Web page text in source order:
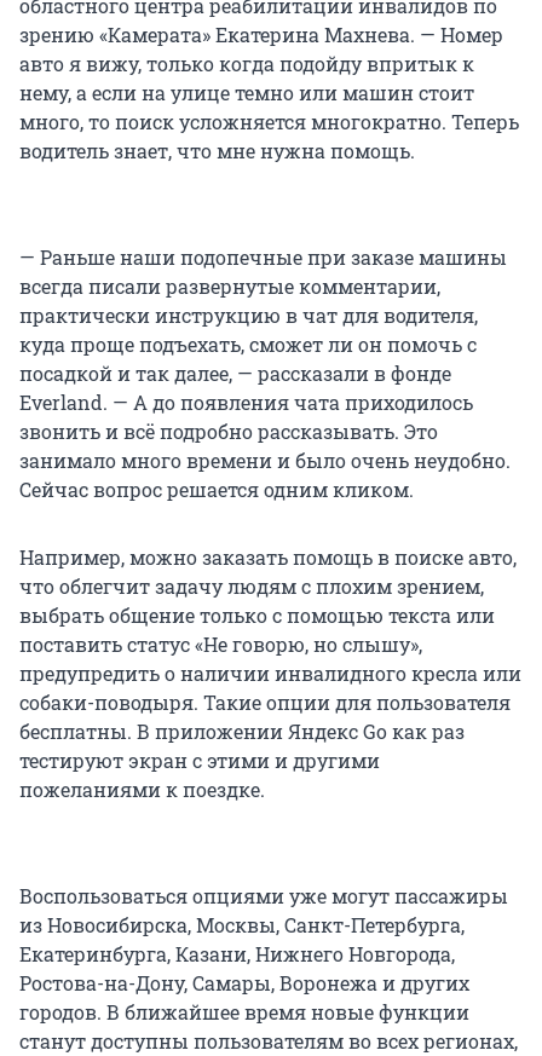
областного центра реабилитации инвалидов по
зрению «Камерата» Екатерина Махнева. — Номер
авто я вижу, только когда подойду впритык к
нему, а если на улице темно или машин стоит
много, то поиск усложняется многократно. Теперь
водитель знает, что мне нужна помощь.
— Раньше наши подопечные при заказе машины
всегда писали развернутые комментарии,
практически инструкцию в чат для водителя,
куда проще подъехать, сможет ли он помочь с
посадкой и так далее, — рассказали в фонде
Everland. — А до появления чата приходилось
звонить и всё подробно рассказывать. Это
занимало много времени и было очень неудобно.
Сейчас вопрос решается одним кликом.
Например, можно заказать помощь в поиске авто,
что облегчит задачу людям с плохим зрением,
выбрать общение только с помощью текста или
поставить статус «Не говорю, но слышу»,
предупредить о наличии инвалидного кресла или
собаки-поводыря. Такие опции для пользователя
бесплатны. В приложении Яндекс Go как раз
тестируют экран с этими и другими
пожеланиями к поездке.
Воспользоваться опциями уже могут пассажиры
из Новосибирска, Москвы, Санкт-Петербурга,
Екатеринбурга, Казани, Нижнего Новгорода,
Ростова-на-Дону, Самары, Воронежа и других
городов. В ближайшее время новые функции
станут доступны пользователям во всех регионах,